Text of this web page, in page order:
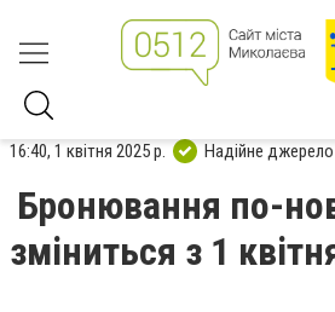
16:40, 1 квітня 2025 р. Надійне джерело
Бронювання по-
зміниться з 1